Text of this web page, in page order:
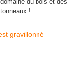
domaine du bois et des
tonneaux !